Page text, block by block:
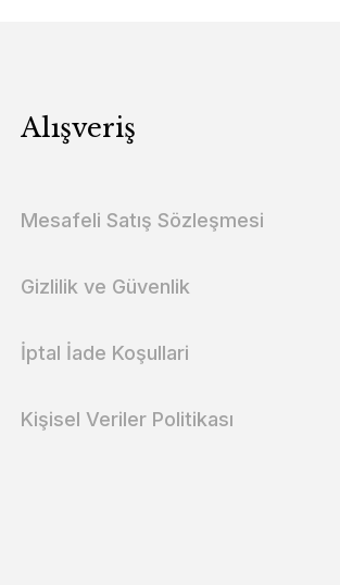
Alışveriş
Mesafeli Satış Sözleşmesi
Gizlilik ve Güvenlik
İptal İade Koşullari
Kişisel Veriler Politikası